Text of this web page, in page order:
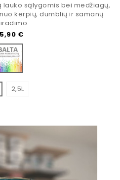
sąlygomis bei medžiagų,
kerpių, dumblių ir samanų
€
Bazė spalvinimui
2,5L